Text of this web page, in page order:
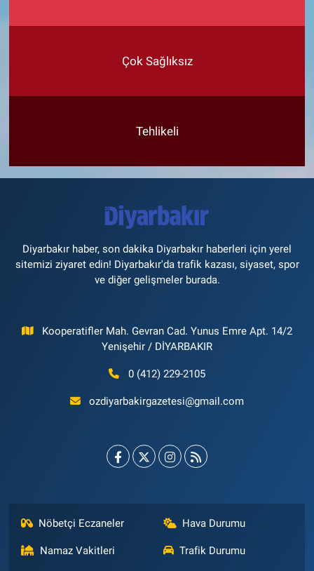
Çok Sağlıksız
Tehlikeli
Diyarbakır haber, son dakika Diyarbakır haberleri için yerel
sitemizi ziyaret edin! Diyarbakır'da trafik kazası, siyaset, spor
ve diğer gelişmeler burada.
Kooperatifler Mah. Gevran Cad. Yunus Emre Apt. 14/2
Yenişehir / DİYARBAKIR
0 (412) 229-2105
ozdiyarbakirgazetesi@gmail.com
Nöbetçi Eczaneler Hava Durumu
Namaz Vakitleri Trafik Durumu